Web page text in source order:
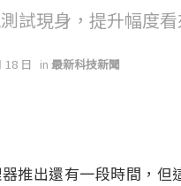
試現身，提升幅度
18 日 in 最新科技新聞
推出還有一段時間，但